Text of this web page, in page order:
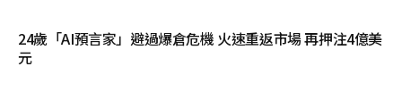
24歲「AI預言家」避過爆倉危機 火速重返市場 再押注4億美
元